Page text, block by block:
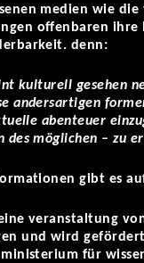
medien wie
offenbaren
denn:
kulturell gesehen
andersartigen
abenteuer
des möglichen – zu
gibt es
veranstaltung
und wird
ministerium für